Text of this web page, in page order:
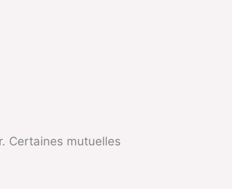
Certaines mutuelles